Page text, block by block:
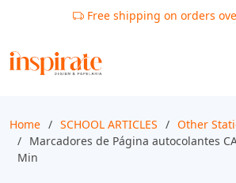
Free shipping on orders
Home SCHOOL ARTICLES
Other
Marcadores de Página autocolantes
Min